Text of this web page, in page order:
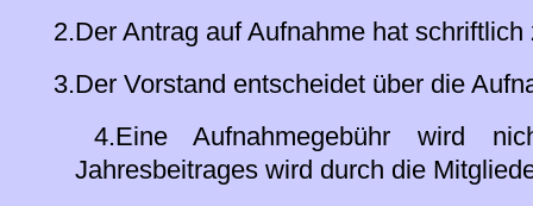
2.Der Antrag auf Aufnahme hat schriftlich
3.Der Vorstand entscheidet über die
4.Eine Aufnahmegebühr wird
Jahresbeitrages wird durch die